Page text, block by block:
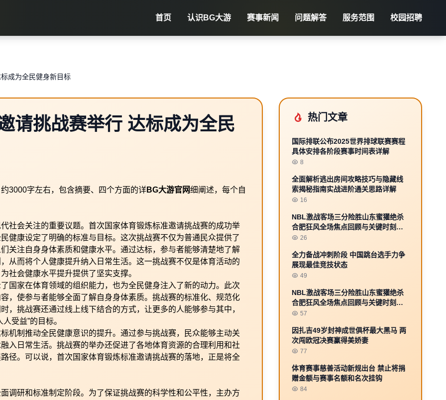
首页 认识 BG大游 赛事新闻 问题解答 服务范围 校园招聘
成为全民健身新目标
请挑战赛举行 达标成为全民
3000字左右，包含摘要、四个方面的详BG大游官网细阐述，每个自
社会关注的重要议题。首次国家体育锻炼标准邀请挑战赛的成功举
健康设定了明确的标准与目标。这次挑战赛不仅为普通民众提供了
关注自身身体素质和健康水平。通过达标，参与者能够清楚地了解
从而将个人健康提升纳入日常生活。这一挑战赛不仅是体育活动的
社会健康水平提升提供了坚实支撑。
国家在体育领域的组织能力，也为全民健身注入了新的动力。此次
，使参与者能够全面了解自身身体素质。挑战赛的标准化、规范化
，挑战赛还通过线上线下结合的方式，让更多的人能够参与其中，
受益”的目标。
机制推动全民健康意识的提升。通过参与挑战赛，民众能够主动关
入日常生活。挑战赛的举办还促进了各地体育资源的合理利用和社
径。可以说，首次国家体育锻炼标准邀请挑战赛的落地，正是将全
调研和标准制定阶段。为了保证挑战赛的科学性和公平性，主办方
热门文章
国际排联公布2025世界排球联赛赛程
具体安排各阶段赛事时间表详解
8
全面解析逃出房间攻略技巧与隐藏线
索揭秘指南实战进阶通关思路详解
16
NBL激战客场三分险胜山东蜜獾绝杀
合肥狂风全场焦点回顾与关键时刻解
析 26
全力备战冲刺阶段 中国跳台选手力争
展现最佳竞技状态
49
NBL激战客场三分险胜山东蜜獾绝杀
合肥狂风全场焦点回顾与关键时刻解
析 57
因扎吉49岁封神成世俱杯最大黑马 两
次闯欧冠决赛赢得美娇妻
77
体育赛事慈善活动新规出台 禁止将捐
赠金额与赛事名额和名次挂钩
84